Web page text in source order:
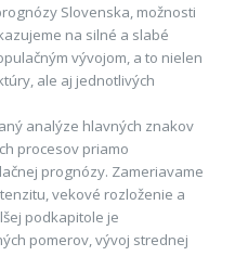
Slovenska, možnosti
na silné a slabé
vývojom, a to nielen
ale aj jednotlivých
analýze hlavných znakov
procesov priamo
prognózy. Zameriavame
vekové rozloženie a
podkapitole je
pomerov, vývoj strednej